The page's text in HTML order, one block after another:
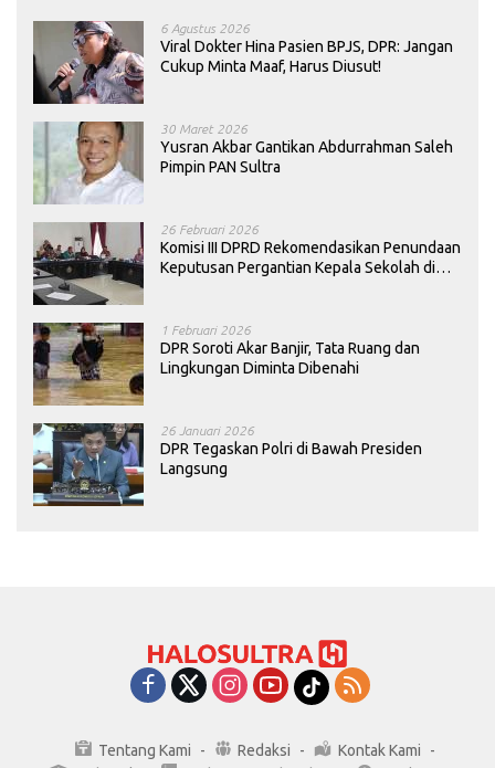
6 Agustus 2026
Viral Dokter Hina Pasien BPJS, DPR: Jangan
Cukup Minta Maaf, Harus Diusut!
30 Maret 2026
Yusran Akbar Gantikan Abdurrahman Saleh
Pimpin PAN Sultra
26 Februari 2026
Komisi III DPRD Rekomendasikan Penundaan
Keputusan Pergantian Kepala Sekolah di
1 Februari 2026
DPR Soroti Akar Banjir, Tata Ruang dan
Lingkungan Diminta Dibenahi
26 Januari 2026
DPR Tegaskan Polri di Bawah Presiden
Langsung
Tentang Kami Redaksi
Kontak Kami